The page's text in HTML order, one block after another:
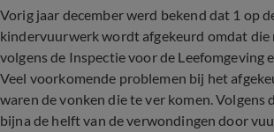
Vorig jaar december werd bekend dat 1 op
kindervuurwerk wordt afgekeurd omdat die
volgens de Inspectie voor de Leefomgeving
Veel voorkomende problemen bij het
waren de vonken die te ver komen. Volgens
bijna de helft van de verwondingen door